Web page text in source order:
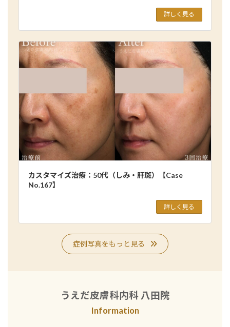
詳しく見る
カスタマイズ治療：50代（しみ・肝斑）【Case
No.167】
詳しく見る
症例写真をもっと見る
うえだ皮膚科内科 八田院
Information